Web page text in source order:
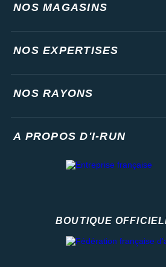
NOS MAGASINS
NOS EXPERTISES
NOS RAYONS
A PROPOS D'I-RUN
BOUTIQUE